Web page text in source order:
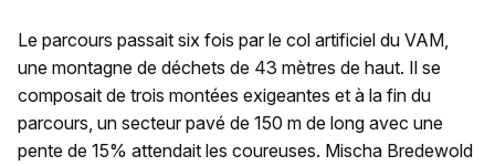
Le parcours passait six fois par le col artificiel du VAM,
une montagne de déchets de 43 mètres de haut. Il se
composait de trois montées exigeantes et à la fin du
parcours, un secteur pavé de 150 m de long avec une
pente de 15% attendait les coureuses. Mischa Bredewold